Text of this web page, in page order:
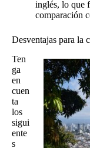
inglés, lo que
comparación
Desventajas para la
Ten
ga
en
cuen
ta
los
sigui
ente
s